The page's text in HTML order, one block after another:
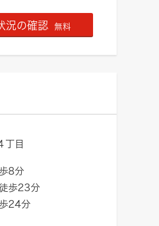
況の確認 無料
丁目
8分
歩23分
24分